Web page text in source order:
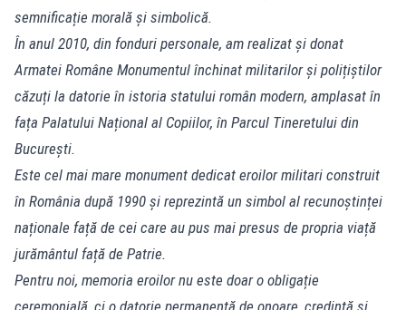
semnificație morală și simbolică.
În anul 2010, din fonduri personale, am realizat și donat
Armatei Române Monumentul închinat militarilor și polițiștilor
căzuți la datorie în istoria statului român modern, amplasat în
fața Palatului Național al Copiilor, în Parcul Tineretului din
București.
Este cel mai mare monument dedicat eroilor militari construit
în România după 1990 și reprezintă un simbol al recunoștinței
naționale față de cei care au pus mai presus de propria viață
jurământul față de Patrie.
Pentru noi, memoria eroilor nu este doar o obligație
ceremonială, ci o datorie permanentă de onoare, credință și